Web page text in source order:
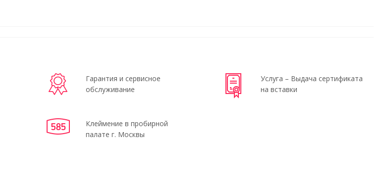
Гарантия и сервисное
обслуживание
Услуга – Выдача сертификата
на вставки
Клеймение в пробирной
палате г. Москвы